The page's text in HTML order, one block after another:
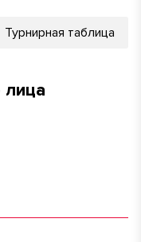
Турнирная таблица